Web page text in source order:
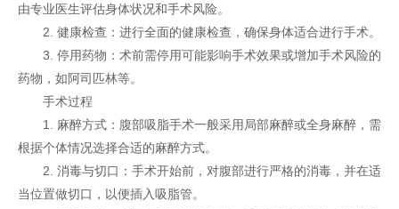
由专业医生评估身体状况和手术风险。
2. 健康检查：进行全面的健康检查，确保身体适合进行手术。
3. 停用药物：术前需停用可能影响手术效果或增加手术风险的
药物，如阿司匹林等。
手术过程
1. 麻醉方式：腹部吸脂手术一般采用局部麻醉或全身麻醉，需
根据个体情况选择合适的麻醉方式。
2. 消毒与切口：手术开始前，对腹部进行严格的消毒，并在适
当位置做切口，以便插入吸脂管。